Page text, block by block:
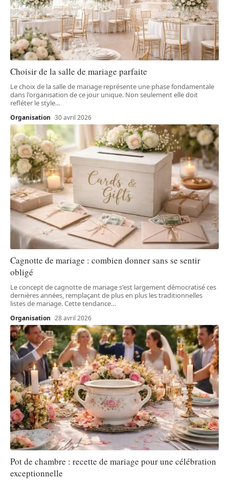
Choisir de la salle de mariage parfaite
Le choix de la salle de mariage représente une phase fondamentale
dans l'organisation de ce jour unique. Non seulement elle doit
refléter le style…
Organisation 30 avril 2026
Cagnotte de mariage : combien donner sans se sentir
obligé
Le concept de cagnotte de mariage s'est largement démocratisé ces
dernières années, remplaçant de plus en plus les traditionnelles
listes de mariage. Cette tendance…
Organisation 28 avril 2026
Pot de chambre : recette de mariage pour une célébration
exceptionnelle